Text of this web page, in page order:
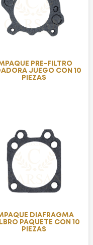
PRE-FILTRO
JUEGO CON 10
PIEZAS
DIAFRAGMA
PAQUETE CON 10
PIEZAS